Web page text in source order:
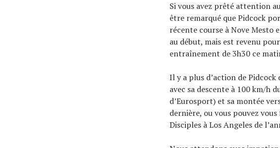
Si vous avez prêté attention
être remarqué que Pidcock
récente course à Nove Mesto
au début, mais est revenu
entraînement de 3h30 ce
Il y a plus d’action de Pidcock
avec sa descente à 100 km/h
d’Eurosport) et sa montée
dernière, ou vous pouvez
Disciples à Los Angeles de